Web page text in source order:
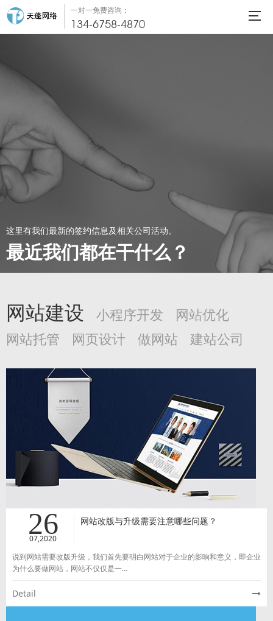
一对一免费咨询：
134-6758-4870
这里有我们最新的签约信息及相关公司活动。
最近我们都在干什么？
网站建设 小程序开发
网站优化
网站托管
网页设计 做网站 建站公司
26
07,2020
网站改版与升级需要注意哪些问题？
说到网站需要改版升级，我们首先要明白网站对于企业的影响和意义，即企业
为什么要做网站，网站不仅仅是一...
Detail